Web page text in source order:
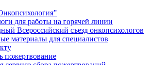
для работы на горячей линии
Всероссийский cъезд онкопсихологов
материалы для специалистов
пожертвование